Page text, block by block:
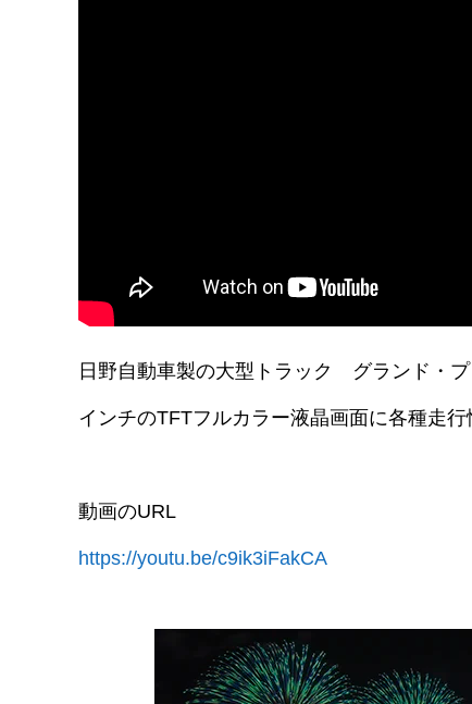
日野自動車製の大型トラック グランド・
インチのTFTフルカラー液晶画面に各種走行
動画のURL
https://youtu.be/c9ik3iFakCA